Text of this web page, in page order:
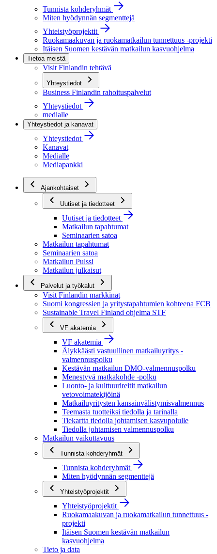
Tunnista kohderyhmät
Miten hyödynnän segmenttejä
Yhteistyöprojektit
Ruokamaakuvan ja ruokamatkailun tunnettuus -projekti
Itäisen Suomen kestävän matkailun kasvuohjelma
Tietoa meistä
Visit Finlandin tehtävä
Yhteystiedot
Business Finlandin rahoituspalvelut
Yhteystiedot
medialle
Yhteystiedot ja kanavat
Yhteystiedot
Kanavat
Medialle
Mediapankki
Ajankohtaiset
Uutiset ja tiedotteet
Uutiset ja tiedotteet
Matkailun tapahtumat
Seminaarien satoa
Matkailun tapahtumat
Seminaarien satoa
Matkailun Pulssi
Matkailun julkaisut
Palvelut ja työkalut
Visit Finlandin markkinat
Suomi kongressien ja yritystapahtumien kohteena FCB
Sustainable Travel Finland ohjelma STF
VF akatemia
VF akatemia
Älykkäästi vastuullinen matkailuyritys -
valmennuspolku
Kestävän matkailun DMO-valmennuspolku
Menestyvä matkakohde -polku
Luonto- ja kulttuurireitit matkailun
vetovoimatekijöinä
Matkailuyritysten kansainvälistymisvalmennus
Teemasta tuotteiksi tiedolla ja tarinalla
Tiekartta tiedolla johtamisen kasvupolulle
Tiedolla johtamisen valmennuspolku
Matkailun vaikuttavuus
Tunnista kohderyhmät
Tunnista kohderyhmät
Miten hyödynnän segmenttejä
Yhteistyöprojektit
Yhteistyöprojektit
Ruokamaakuvan ja ruokamatkailun tunnettuus -
projekti
Itäisen Suomen kestävän matkailun
kasvuohjelma
Tieto ja data